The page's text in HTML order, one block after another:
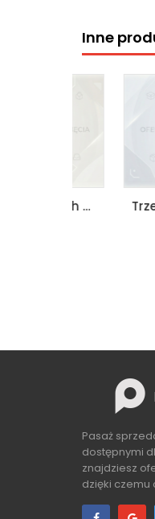
Inne
Pasaż
dostępnymi
znajdziesz
dzięki czemu